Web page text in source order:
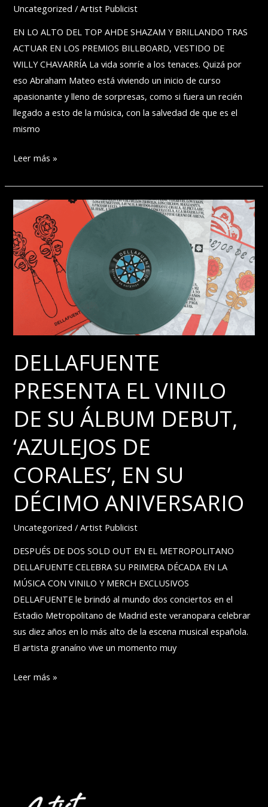
Uncategorized /Artist Publicist
EN LO ALTO DEL TOP AHDE SHAZAM Y BRILLANDO TRAS
ACTUAR EN LOS PREMIOS BILLBOARD, VESTIDO DE
WILLY CHAVARRÍA La vida sonríe a los tenaces. Quizá por
eso Abraham Mateo está viviendo un inicio de curso
apasionante y lleno de sorpresas, como si fuera un recién
llegado a esto de la música, con la salvedad de que es el
mismo
ABRAHAM
CONQUISTA
EL
#1
GLOBAL
CON
‘QUIERO
DECIRTE’
JUNTO
ANA
Leer más »
DELLAFUENTE
PRESENTA EL VINILO
DE SU ÁLBUM DEBUT,
‘AZULEJOS DE
CORALES’, EN SU
DÉCIMO ANIVERSARIO
Uncategorized /Artist Publicist
DESPUÉS DE DOS SOLD OUT EN EL METROPOLITANO
DELLAFUENTE CELEBRA SU PRIMERA DÉCADA EN LA
MÚSICA CON VINILO Y MERCH EXCLUSIVOS
DELLAFUENTE le brindó al mundo dos conciertos en el
Estadio Metropolitano de Madrid este veranopara celebrar
sus diez años en lo más alto de la escena musical española.
El artista granaíno vive un momento muy
DELLAFUENTE
Leer más »